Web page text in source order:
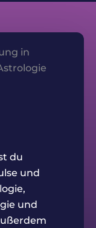
du
und
und